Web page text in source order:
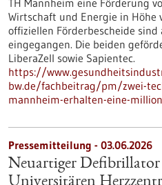
TH Mannheim eine Förderung
Wirtschaft und Energie in Höhe
offiziellen Förderbescheide
eingegangen. Die beiden
LiberaZell sowie Sapientec.
https://
bw.de/fachbeitrag/pm/zwei-
mannheim-erhalten-eine-
Pressemitteilung - 03.06.2026
Neuartiger Defibrillator